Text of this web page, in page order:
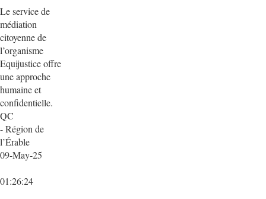
Le service de
médiation
citoyenne de
l’organisme
Equijustice offre
une approche
humaine et
confidentielle.
QC
- Région de
l’Érable
09-May-25
01:26:24